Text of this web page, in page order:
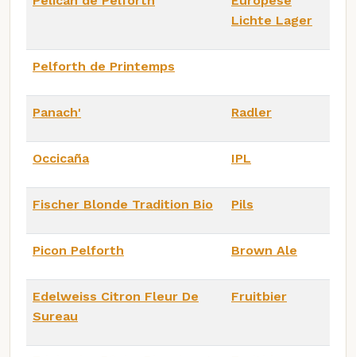
Lichte Lager
Pelforth de Printemps
Panach' Radler
Occicaña IPL
Fischer Blonde Tradition Bio Pils
Picon Pelforth Brown Ale
Edelweiss Citron Fleur De
Sureau
Fruitbier